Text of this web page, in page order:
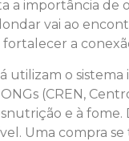
a importância
vai ao
a
utilizam o
ONGs (CREN,
e à fome.
Uma compra